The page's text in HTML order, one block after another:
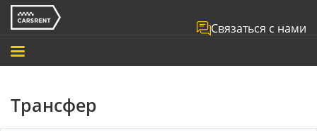
Связаться с нами
Трансфер